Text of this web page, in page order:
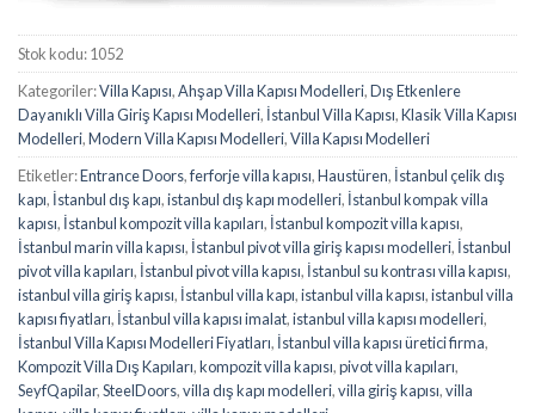
Stok kodu:1052
Kategoriler:Villa Kapısı,Ahşap Villa Kapısı Modelleri,Dış Etkenlere
Dayanıklı Villa Giriş Kapısı Modelleri, İstanbul Villa Kapısı,Klasik Villa Kapısı
Modelleri,Modern Villa Kapısı Modelleri,Villa Kapısı Modelleri
Etiketler:Entrance Doors,ferforje villa kapısı,Haustüren, İstanbul çelik dış
kapı, İstanbul dış kapı,istanbul dış kapı modelleri, İstanbul kompak villa
kapısı, İstanbul kompozit villa kapıları, İstanbul kompozit villa kapısı,
İstanbul marin villa kapısı, İstanbul pivot villa giriş kapısı modelleri, İstanbul
pivot villa kapıları, İstanbul pivot villa kapısı, İstanbul su kontrası villa kapısı,
istanbul villa giriş kapısı, İstanbul villa kapı,istanbul villa kapısı,istanbul villa
kapısı fiyatları, İstanbul villa kapısı imalat,istanbul villa kapısı modelleri,
İstanbul Villa Kapısı Modelleri Fiyatları, İstanbul villa kapısı üretici firma,
Kompozit Villa Dış Kapıları,kompozit villa kapısı,pivot villa kapıları,
SeyfQapilar,SteelDoors,villa dış kapı modelleri,villa giriş kapısı,villa